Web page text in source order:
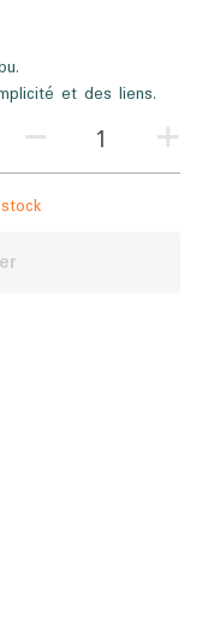
et des liens.